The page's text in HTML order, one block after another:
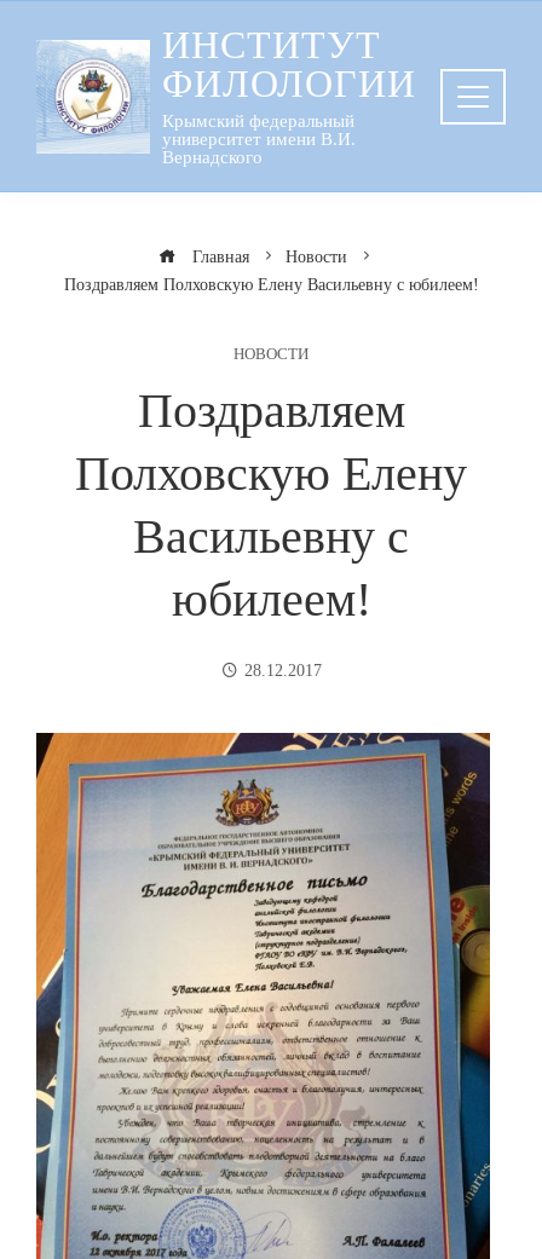
содержанию
ИНСТИТУТ
ФИЛОЛОГИИ
Крымский федеральный
университет имени В.И.
Вернадского
Главная
Новости
Поздравляем Полховскую Елену Васильевну с юбилеем!
НОВОСТИ
Поздравляем
Полховскую Елену
Васильевну с
юбилеем!
28.12.2017